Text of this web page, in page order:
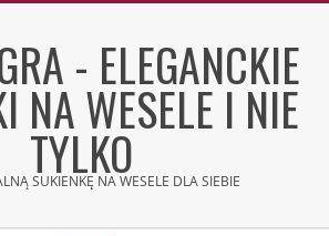
- ELEGANCKIE
NA WESELE I NIE
TYLKO
SUKIENKĘ NA WESELE DLA SIEBIE